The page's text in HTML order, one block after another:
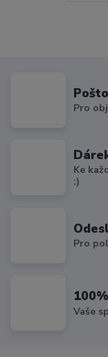
Pro
Ke
:)
Pro
Vaše